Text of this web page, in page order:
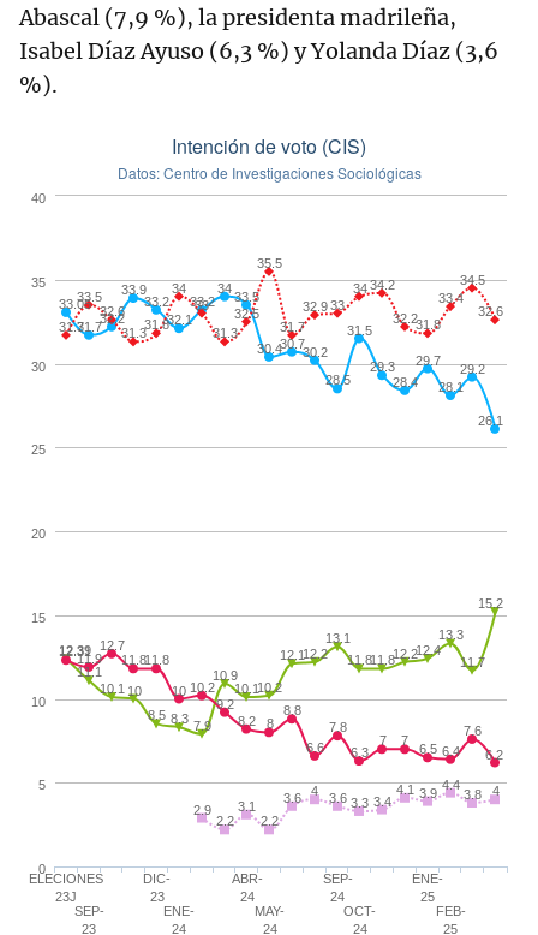
Abascal (7,9 %), la presidenta madrileña,
Isabel Díaz Ayuso (6,3 %) y Yolanda Díaz (3,6
%).